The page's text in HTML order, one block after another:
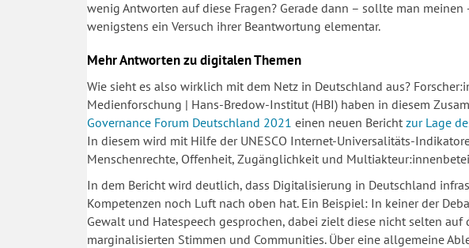
wenig Antworten auf diese Fragen? Gerade dann – sollte man
wenigstens ein Versuch ihrer Beantwortung elementar.
Mehr Antworten zu digitalen Themen
Wie sieht es also wirklich mit dem Netz in Deutschland aus?
Medienforschung | Hans-Bredow-Institut (HBI) haben in diesem
Governance Forum Deutschland 2021 einen neuen Bericht zur Lage
In diesem wird mit Hilfe der UNESCO Internet-Universalitäts-
Menschenrechte, Offenheit, Zugänglichkeit und
In dem Bericht wird deutlich, dass Digitalisierung in Deutschland
Kompetenzen noch Luft nach oben hat. Ein Beispiel: In keiner der
Gewalt und Hatespeech gesprochen, dabei zielt diese nicht selten auf
marginalisierten Stimmen und Communities. Über eine allgemeine